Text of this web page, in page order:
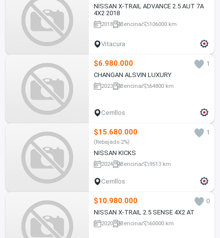
NISSAN X-TRAIL ADVANCE 2.5 AUT 7A
4X2 2018
2018 Bencina 106000 km
Vitacura
$6.980.000
1
CHANGAN ALSVIN LUXURY
2023 Bencina 64800 km
Cerrillos
$15.680.000 1
(Rebajado 2%)
NISSAN KICKS
2024 Bencina 9513 km
Cerrillos
$10.980.000
0
NISSAN X-TRAIL 2.5 SENSE 4X2 AT
2020 Bencina 60000 km